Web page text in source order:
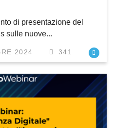
di presentazione del
sulle nuove...
2024 341